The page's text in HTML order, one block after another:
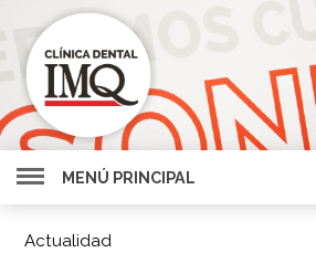
MENÚ PRINCIPAL
Actualidad